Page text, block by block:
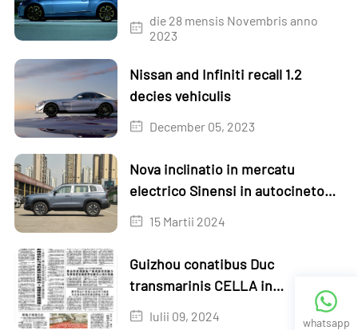
die 28 mensis Novembris anno
2023
Nissan and Infiniti recall 1.2
decies vehiculis
December 05, 2023
Nova inclinatio in mercatu
electrico Sinensi in autocineto
constructo-in cubilibus, coquinis
15 Martii 2024
Guizhou conatibus Duc
transmarinis CELLA in
Kazakhstan
Iulii 09, 2024 whatsapp